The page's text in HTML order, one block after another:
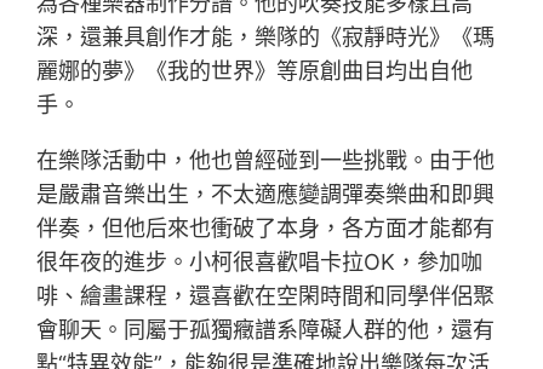
深，還兼具創作才能，樂隊的《寂靜時光》《瑪
麗娜的夢》《我的世界》等原創曲目均出自他
手。
在樂隊活動中，他也曾經碰到一些挑戰。由于他
是嚴肅音樂出生，不太適應變調彈奏樂曲和即興
伴奏，但他后來也衝破了本身，各方面才能都有
很年夜的進步。小柯很喜歡唱卡拉OK，參加咖
啡、繪畫課程，還喜歡在空閑時間和同學伴侶聚
會聊天。同屬于孤獨癥譜系障礙人群的他，還有